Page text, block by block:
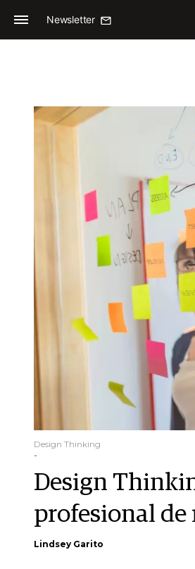
Newsletter
Design Thinking
-
Design
profesional de
Lindsey Garito